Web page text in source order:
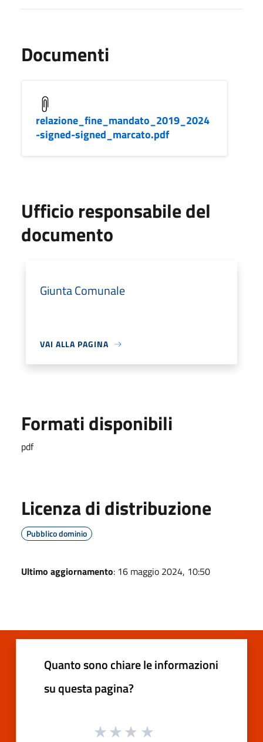
Documenti
relazione_fine_mandato_2019_2024
-signed-signed_marcato.pdf
Ufficio responsabile del
documento
Giunta Comunale
VAI ALLA PAGINA
Formati disponibili
pdf
Licenza di distribuzione
Pubblico dominio
Ultimo aggiornamento: 16 maggio 2024, 10:50
Quanto sono chiare le informazioni
su questa pagina?